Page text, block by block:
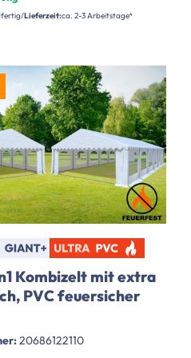
Lieferzeit:ca. 2-3 Arbeitstage⁴
Kombizelt mit extra
PVC feuersicher
20686122110